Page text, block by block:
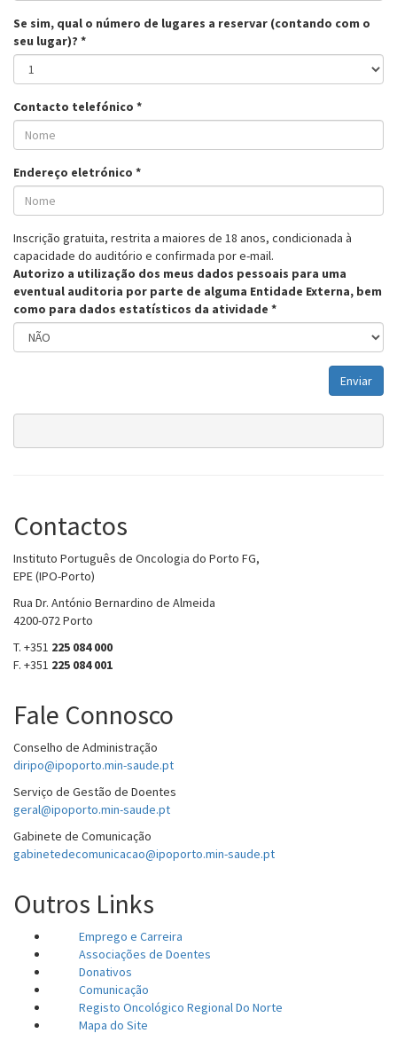
Se sim, qual o número de lugares a reservar (contando com o
seu lugar)? *
Contacto telefónico *
Endereço eletrónico *
Inscrição gratuita, restrita a maiores de 18 anos, condicionada à
capacidade do auditório e confirmada por e-mail.
Autorizo a utilização dos meus dados pessoais para uma
eventual auditoria por parte de alguma Entidade Externa, bem
como para dados estatísticos da atividade *
Contactos
Instituto Português de Oncologia do Porto FG,
EPE (IPO-Porto)
Rua Dr. António Bernardino de Almeida
4200-072 Porto
T. +351 225 084 000
F. +351 225 084 001
Fale Connosco
Conselho de Administração
diripo@ipoporto.min-saude.pt
Serviço de Gestão de Doentes
geral@ipoporto.min-saude.pt
Gabinete de Comunicação
gabinetedecomunicacao@ipoporto.min-saude.pt
Outros Links
Emprego e Carreira
Associações de Doentes
Donativos
Comunicação
Registo Oncológico Regional Do Norte
Mapa do Site